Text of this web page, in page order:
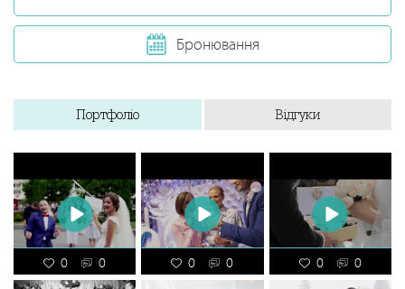
Бронювання
Портфоліо Відгуки
0 0 0 0 0 0